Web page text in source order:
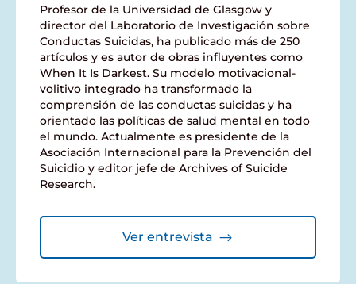
Profesor de la Universidad de Glasgow y
director del Laboratorio de Investigación sobre
Conductas Suicidas, ha publicado más de 250
artículos y es autor de obras influyentes como
When It Is Darkest. Su modelo motivacional-
volitivo integrado ha transformado la
comprensión de las conductas suicidas y ha
orientado las políticas de salud mental en todo
el mundo. Actualmente es presidente de la
Asociación Internacional para la Prevención del
Suicidio y editor jefe de Archives of Suicide
Research.
Ver entrevista